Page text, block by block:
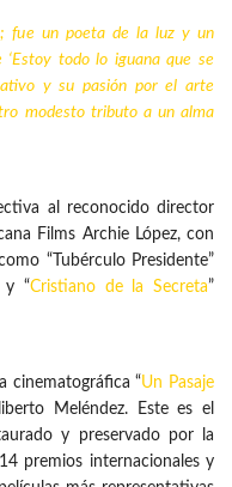
fue un poeta de la luz y un
todo lo iguana que se
y su pasión por el arte
modesto tributo a un alma
al reconocido director
Films Archie López, con
“Tubérculo Presidente”
y “Cristiano de la Secreta”
cinematográfica “Un Pasaje
Meléndez. Este es el
y preservado por la
premios internacionales y